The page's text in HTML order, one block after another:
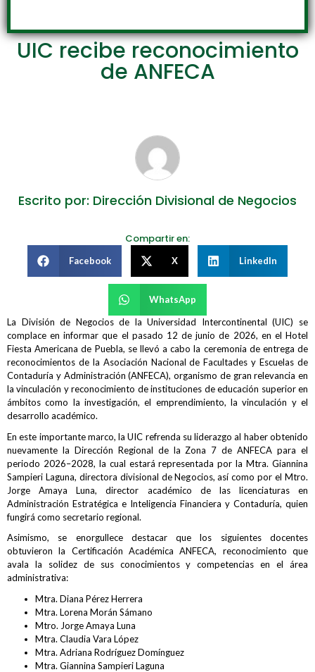
UIC recibe reconocimiento
de ANFECA
Escrito por: Dirección Divisional de Negocios
Compartir en:
Facebook X LinkedIn
WhatsApp
La División de Negocios de la Universidad Intercontinental (UIC) se
complace en informar que el pasado 12 de junio de 2026, en el Hotel
Fiesta Americana de Puebla, se llevó a cabo la ceremonia de entrega de
reconocimientos de la Asociación Nacional de Facultades y Escuelas de
Contaduría y Administración (ANFECA), organismo de gran relevancia en
la vinculación y reconocimiento de instituciones de educación superior en
ámbitos como la investigación, el emprendimiento, la vinculación y el
desarrollo académico.
En este importante marco, la UIC refrenda su liderazgo al haber obtenido
nuevamente la Dirección Regional de la Zona 7 de ANFECA para el
periodo 2026–2028, la cual estará representada por la Mtra. Giannina
Sampieri Laguna, directora divisional de Negocios, así como por el Mtro.
Jorge Amaya Luna, director académico de las licenciaturas en
Administración Estratégica e Inteligencia Financiera y Contaduría, quien
fungirá como secretario regional.
Asimismo, se enorgullece destacar que los siguientes docentes
obtuvieron la Certificación Académica ANFECA, reconocimiento que
avala la solidez de sus conocimientos y competencias en el área
administrativa:
Mtra. Diana Pérez Herrera
Mtra. Lorena Morán Sámano
Mtro. Jorge Amaya Luna
Mtra. Claudia Vara López
Mtra. Adriana Rodríguez Domínguez
Mtra. Giannina Sampieri Laguna